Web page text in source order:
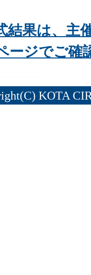
結果は、
ージでご確
KOTA